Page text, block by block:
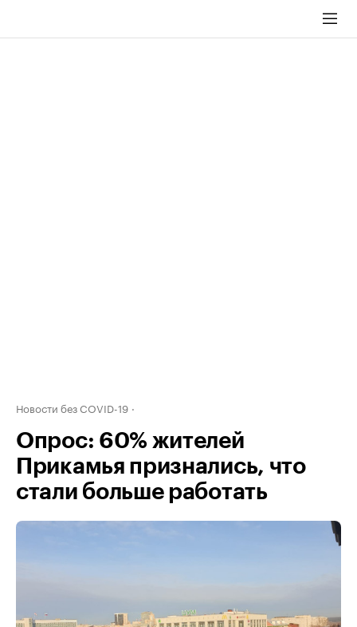
Новости без COVID-19
Опрос: 60% жителей
Прикамья признались, что
стали больше работать